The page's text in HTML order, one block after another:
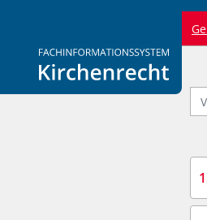
Logo Fachinformationssystem